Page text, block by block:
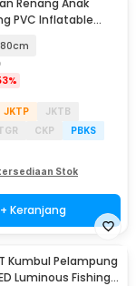
PVC Inflatable
80cm
JKTP
JKTB
CKP
PBKS
Stok
+ Keranjang
Kumbul Pelampung
Luminous Fishing